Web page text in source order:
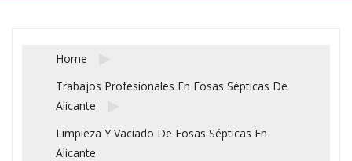
Home
Trabajos Profesionales En Fosas Sépticas De
Alicante
Limpieza Y Vaciado De Fosas Sépticas En
Alicante